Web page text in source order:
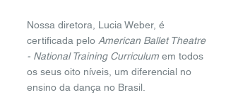
Nossa diretora, Lucia Weber, é
certificada pelo American Ballet Theatre
- National Training Curriculum em todos
os seus oito níveis, um diferencial no
ensino da dança no Brasil.